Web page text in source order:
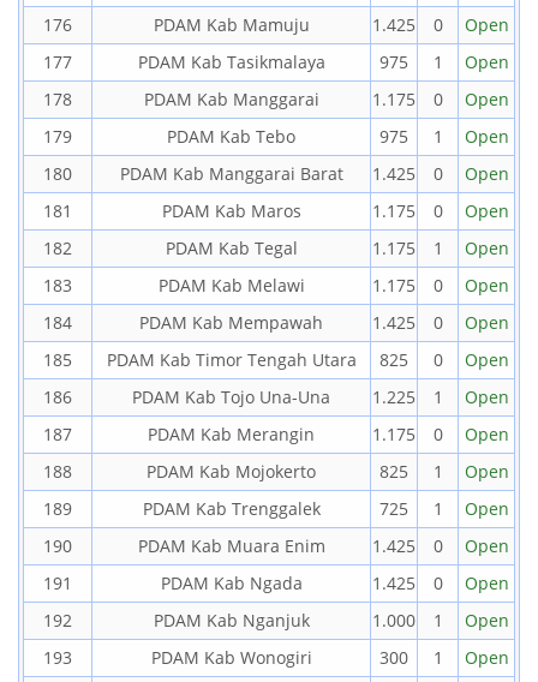
176
PDAM Kab Mamuju 1.425 0
Open
177
PDAM Kab Tasikmalaya 975 1
Open
178
PDAM Kab Manggarai 1.175 0
Open
179
PDAM Kab Tebo 975 1
Open
180
PDAM Kab Manggarai Barat 1.425 0
Open
181
PDAM Kab Maros 1.175 0
Open
182
PDAM Kab Tegal 1.175 1
Open
183
PDAM Kab Melawi 1.175 0
Open
184
PDAM Kab Mempawah 1.425 0
Open
185
PDAM Kab Timor Tengah Utara 825 0
Open
186
PDAM Kab Tojo Una-Una 1.225 1
Open
187
PDAM Kab Merangin 1.175 0
Open
188
PDAM Kab Mojokerto 825 1
Open
189
PDAM Kab Trenggalek 725 1
Open
190
PDAM Kab Muara Enim 1.425 0
Open
191
PDAM Kab Ngada 1.425 0
Open
192
PDAM Kab Nganjuk 1.000 1
Open
193
PDAM Kab Wonogiri 300 1
Open